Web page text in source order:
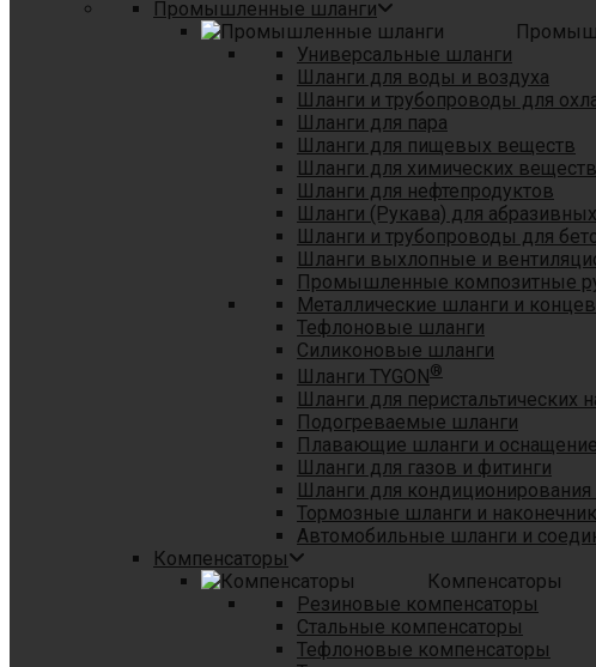
Промышленные шланги
Универсальные шланги
Шланги для воды и воздуха
Шланги и трубопроводы для
Шланги для пара
Шланги для пищевых веществ
Шланги для химических веществ
Шланги для нефтепродуктов
Шланги (Рукава) для
Шланги и трубопроводы для
Шланги выхлопные и
Промышленные композитные
Металлические шланги и
Тефлоновые шланги
Силиконовые шланги
Шланги TYGON®
Шланги для перистальтических
Подогреваемые шланги
Плавающие шланги и оснащение
Шланги для газов и фитинги
Шланги для кондиционирования
Тормозные шланги и
Автомобильные шланги и
Компенсаторы
Компенсаторы
Резиновые компенсаторы
Стальные компенсаторы
Тефлоновые компенсаторы